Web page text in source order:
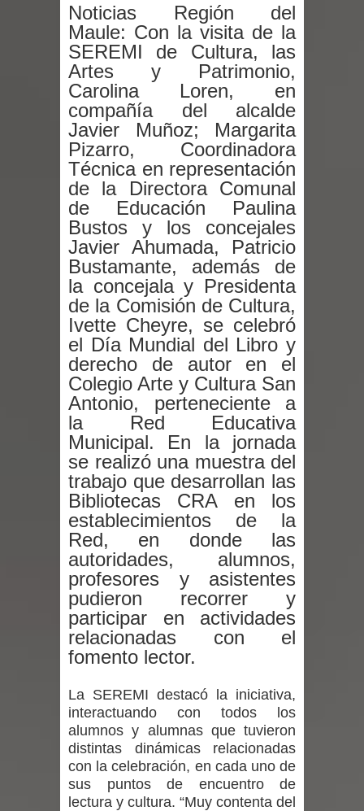
Departamento Comunal de Salud de
Curicó desarrollará jornada de
vacunación contra la Influenza y otros
virus respiratorios
Empedrado desarrolló con éxito el
desafío guerreros 2026
Banda linarense Los Remembers
regresa de Brasil tras impulsar un
intercambio musical y pedagógico
con comunidades escolares
Alta positividad en influenza hace que
expertos reiteren llamado a
vacunarse
Mario Meza endurece críticas contra
ministra de Salud por dejar fuera a
Linares: “No dará la cara”
Seremi de Desarrollo Social y Familia
mantiene despliegue para apoyar a
niños y adolescentes durante la
emergencia.
Del anime al K-pop: especialistas U.
de Chile analizan el creciente interés
por las culturas japonesa y coreana
Renuncia del seremi Minvu en el
Noticias Región del
Maule: Con la visita de la
SEREMI de Cultura, las
Artes y Patrimonio,
Carolina Loren, en
compañía del alcalde
Javier Muñoz; Margarita
Pizarro, Coordinadora
Técnica en representación
de la Directora Comunal
de Educación Paulina
Bustos y los concejales
Javier Ahumada, Patricio
Bustamante, además de
la concejala y Presidenta
de la Comisión de Cultura,
Ivette Cheyre, se celebró
el Día Mundial del Libro y
derecho de autor en el
Colegio Arte y Cultura San
Antonio, perteneciente a
la Red Educativa
Municipal. En la jornada
se realizó una muestra del
trabajo que desarrollan las
Bibliotecas CRA en los
establecimientos de la
Red, en donde las
autoridades, alumnos,
profesores y asistentes
pudieron recorrer y
participar en actividades
relacionadas con el
fomento lector.
La SEREMI destacó la iniciativa,
interactuando con todos los
alumnos y alumnas que tuvieron
distintas dinámicas relacionadas
con la celebración, en cada uno de
sus puntos de encuentro de
lectura y cultura. “Muy contenta del